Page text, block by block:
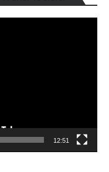
de
12:51